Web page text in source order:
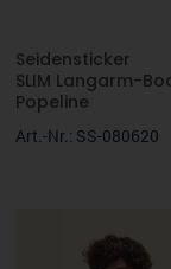
Seidensticker
SLIM Langarm-
Popeline
Art.-Nr.: SS-080620